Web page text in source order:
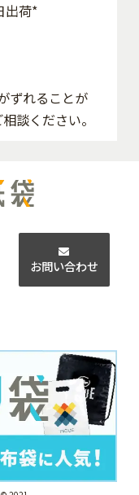
出荷*
ずれることが
談ください。
お問い合わせ